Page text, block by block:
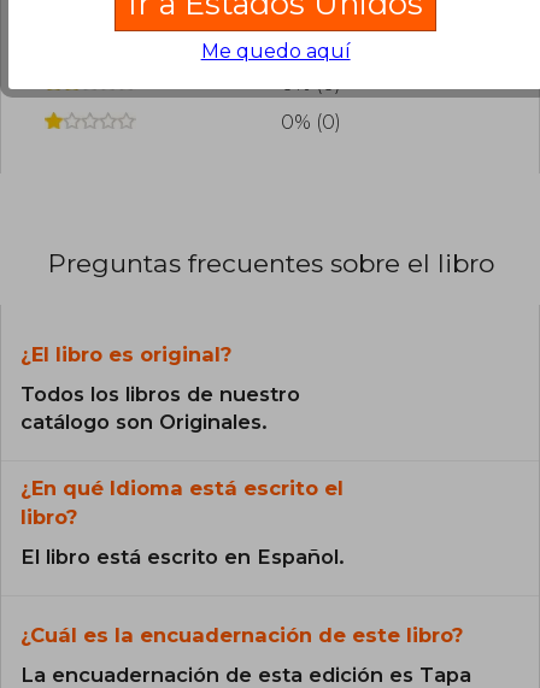
11% (3)
0% (0)
0% (0)
Preguntas frecuentes sobre el libro
¿El libro es original?
Todos los libros de nuestro
catálogo son Originales.
¿En qué Idioma está escrito el
libro?
El libro está escrito en Español.
¿Cuál es la encuadernación de este libro?
La encuadernación de esta edición es Tapa
Me quedo aquí